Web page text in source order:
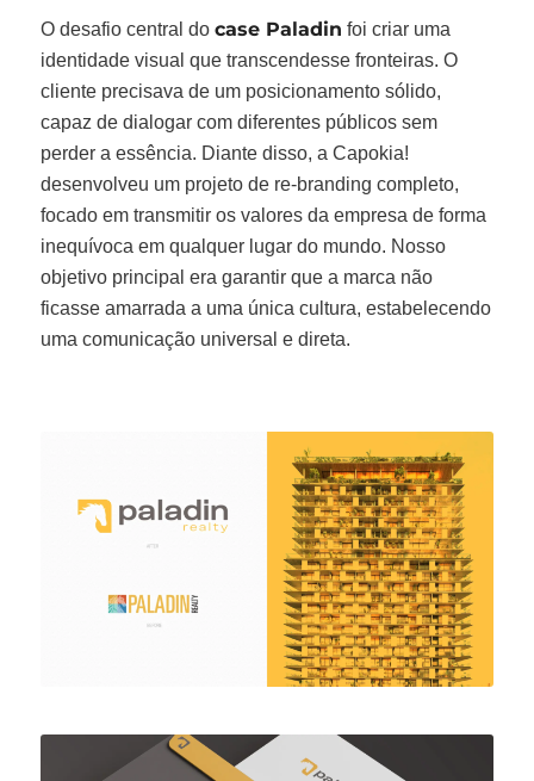
O desafio central do case Paladin foi criar uma
identidade visual que transcendesse fronteiras. O
cliente precisava de um posicionamento sólido,
capaz de dialogar com diferentes públicos sem
perder a essência. Diante disso, a Capokia!
desenvolveu um projeto de re-branding completo,
focado em transmitir os valores da empresa de forma
inequívoca em qualquer lugar do mundo. Nosso
objetivo principal era garantir que a marca não
ficasse amarrada a uma única cultura, estabelecendo
uma comunicação universal e direta.